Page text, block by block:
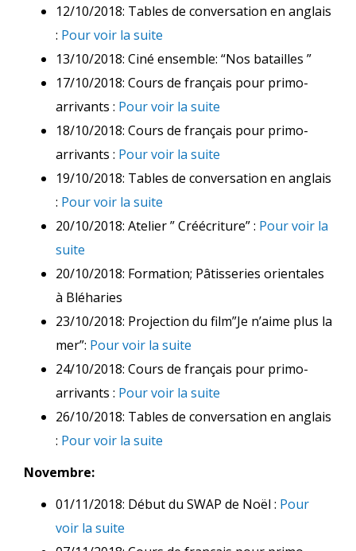
12/10/2018: Tables de conversation en anglais
: Pour voir la suite
13/10/2018: Ciné ensemble: “Nos batailles ”
17/10/2018: Cours de français pour primo-
arrivants : Pour voir la suite
18/10/2018: Cours de français pour primo-
arrivants : Pour voir la suite
19/10/2018: Tables de conversation en anglais
: Pour voir la suite
20/10/2018: Atelier ” Créécriture” : Pour voir la
suite
20/10/2018: Formation; Pâtisseries orientales
à Bléharies
23/10/2018: Projection du film”Je n’aime plus la
mer”: Pour voir la suite
24/10/2018: Cours de français pour primo-
arrivants : Pour voir la suite
26/10/2018: Tables de conversation en anglais
: Pour voir la suite
Novembre:
01/11/2018: Début du SWAP de Noël : Pour
voir la suite